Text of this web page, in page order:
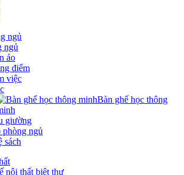
ngủ
ngủ
áo
điểm
việc
Bàn ghế học thông
giường
phòng ngủ
sách
nội thất biệt thự